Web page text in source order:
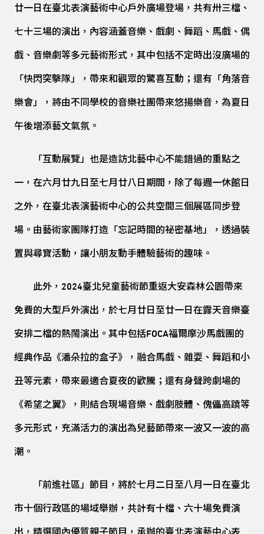
廿一日在臺北表演藝術中心戶外廣場登場，共有卅三檔、
七十三場的演出，內容涵蓋音樂、戲劇、舞蹈、馬戲、偶
戲、音樂劇等多元藝術形式，其中包括不定時出沒廣場的
「快閃突擊隊」，帶來和觀眾的驚喜互動；還有「角落音
樂會」，將由不同學校的音樂社團帶來悠揚樂音，為夏日
午後增添藝文氣氛。
「互動展覽」也是造訪北藝中心不能錯過的重點之
一，在六月廿九日至七月廿八日期間，除了每週一休館日
之外，在臺北表演藝術中心的公共空間三個展區同步登
場。由藝術家團隊打造「忘記時間的祕密基地」，透過裝
置與尋寶活動，讓小朋友動手體驗藝術的趣味。
此外，2024臺北兒童藝術節重返大安森林公園帶來
免費的大型戶外演出，於七月廿日至廿一日在露天音樂臺
安排二檔的熱鬧演出。其中包括FOCA福爾摩沙馬戲團的
經典作品《潘朵拉的盒子》，融合馬戲、雜耍、舞蹈和小
丑等元素，帶來最適合夏夜的歡騰；還有身聲跨劇場的
《希望之翼》，則結合現場音樂、戲劇肢體、傀儡高蹺等
多元形式，充滿活力的演出為兒藝節帶來一波又一波的高
潮。
「前進社區」節目，將於七月二日至八月一日在臺北
市十個行政區的場域舉辦，共計有十檔、六十場免費演